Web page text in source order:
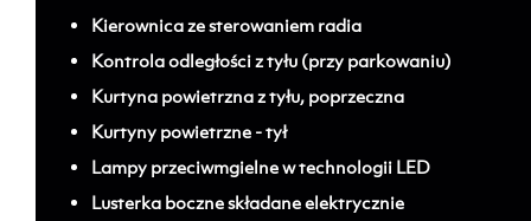
Kierownica ze sterowaniem radia
Kontrola odległości z tyłu (przy parkowaniu)
Kurtyna powietrzna z tyłu, poprzeczna
Kurtyny powietrzne - tył
Lampy przeciwmgielne w technologii LED
Lusterka boczne składane elektrycznie